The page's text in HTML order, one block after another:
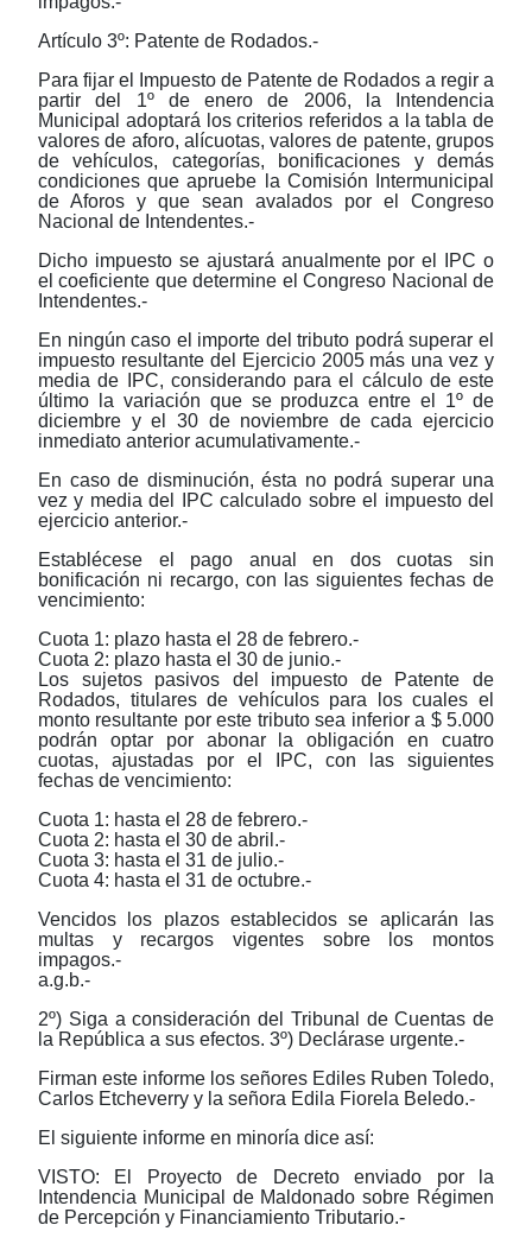
Artículo 3º: Patente de Rodados.-
Para fijar el Impuesto de Patente de Rodados a regir a
partir del 1º de enero de 2006, la Intendencia
Municipal adoptará los criterios referidos a la tabla de
valores de aforo, alícuotas, valores de patente, grupos
de vehículos, categorías, bonificaciones y demás
condiciones que apruebe la Comisión Intermunicipal
de Aforos y que sean avalados por el Congreso
Nacional de Intendentes.-
Dicho impuesto se ajustará anualmente por el IPC o
el coeficiente que determine el Congreso Nacional de
Intendentes.-
En ningún caso el importe del tributo podrá superar el
impuesto resultante del Ejercicio 2005 más una vez y
media de IPC, considerando para el cálculo de este
último la variación que se produzca entre el 1º de
diciembre y el 30 de noviembre de cada ejercicio
inmediato anterior acumulativamente.-
En caso de disminución, ésta no podrá superar una
vez y media del IPC calculado sobre el impuesto del
ejercicio anterior.-
Establécese el pago anual en dos cuotas sin
bonificación ni recargo, con las siguientes fechas de
vencimiento:
Cuota 1: plazo hasta el 28 de febrero.-
Cuota 2: plazo hasta el 30 de junio.-
Los sujetos pasivos del impuesto de Patente de
Rodados, titulares de vehículos para los cuales el
monto resultante por este tributo sea inferior a $ 5.000
podrán optar por abonar la obligación en cuatro
cuotas, ajustadas por el IPC, con las siguientes
fechas de vencimiento:
Cuota 1: hasta el 28 de febrero.-
Cuota 2: hasta el 30 de abril.-
Cuota 3: hasta el 31 de julio.-
Cuota 4: hasta el 31 de octubre.-
Vencidos los plazos establecidos se aplicarán las
multas y recargos vigentes sobre los montos
impagos.-
a.g.b.-
2º) Siga a consideración del Tribunal de Cuentas de
la República a sus efectos. 3º) Declárase urgente.-
Firman este informe los señores Ediles Ruben Toledo,
Carlos Etcheverry y la señora Edila Fiorela Beledo.-
El siguiente informe en minoría dice así:
VISTO: El Proyecto de Decreto enviado por la
Intendencia Municipal de Maldonado sobre Régimen
de Percepción y Financiamiento Tributario.-